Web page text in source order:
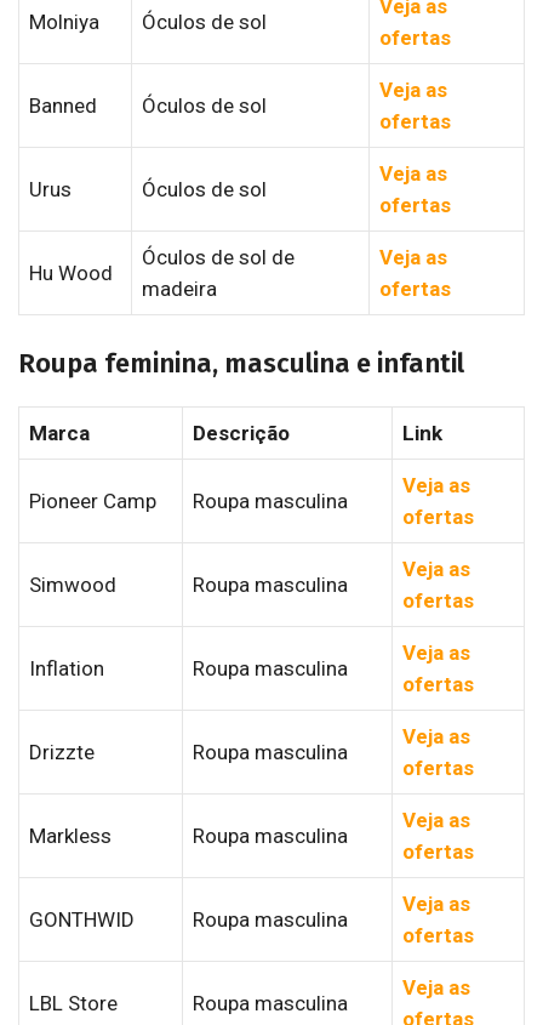
Molniya Óculos de sol
Veja as
ofertas
Banned Óculos de sol
Veja as
ofertas
Urus Óculos de sol
Veja as
ofertas
Hu Wood
Óculos de sol de
madeira
Veja as
ofertas
Roupa feminina, masculina e infantil
Marca Descrição Link
Pioneer Camp Roupa masculina
Veja as
ofertas
Simwood Roupa masculina
Veja as
ofertas
Inflation Roupa masculina
Veja as
ofertas
Drizzte Roupa masculina
Veja as
ofertas
Markless Roupa masculina
Veja as
ofertas
GONTHWID Roupa masculina
Veja as
ofertas
LBL Store Roupa masculina
Veja as
ofertas